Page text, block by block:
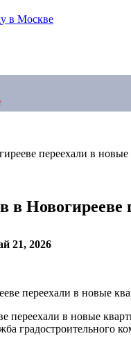
в Москве
переехали в
Новогирееве
21, 2026
в новые
градостроительного